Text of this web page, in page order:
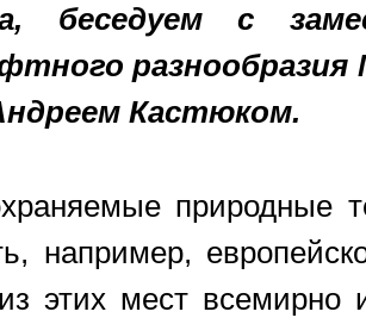
беседуем с
Кастюком.
природные
например,
этих мест всемирно